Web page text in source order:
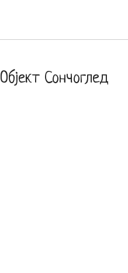
Објект Сончоглед